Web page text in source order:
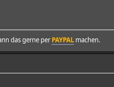
das gerne perPAYPAL machen.